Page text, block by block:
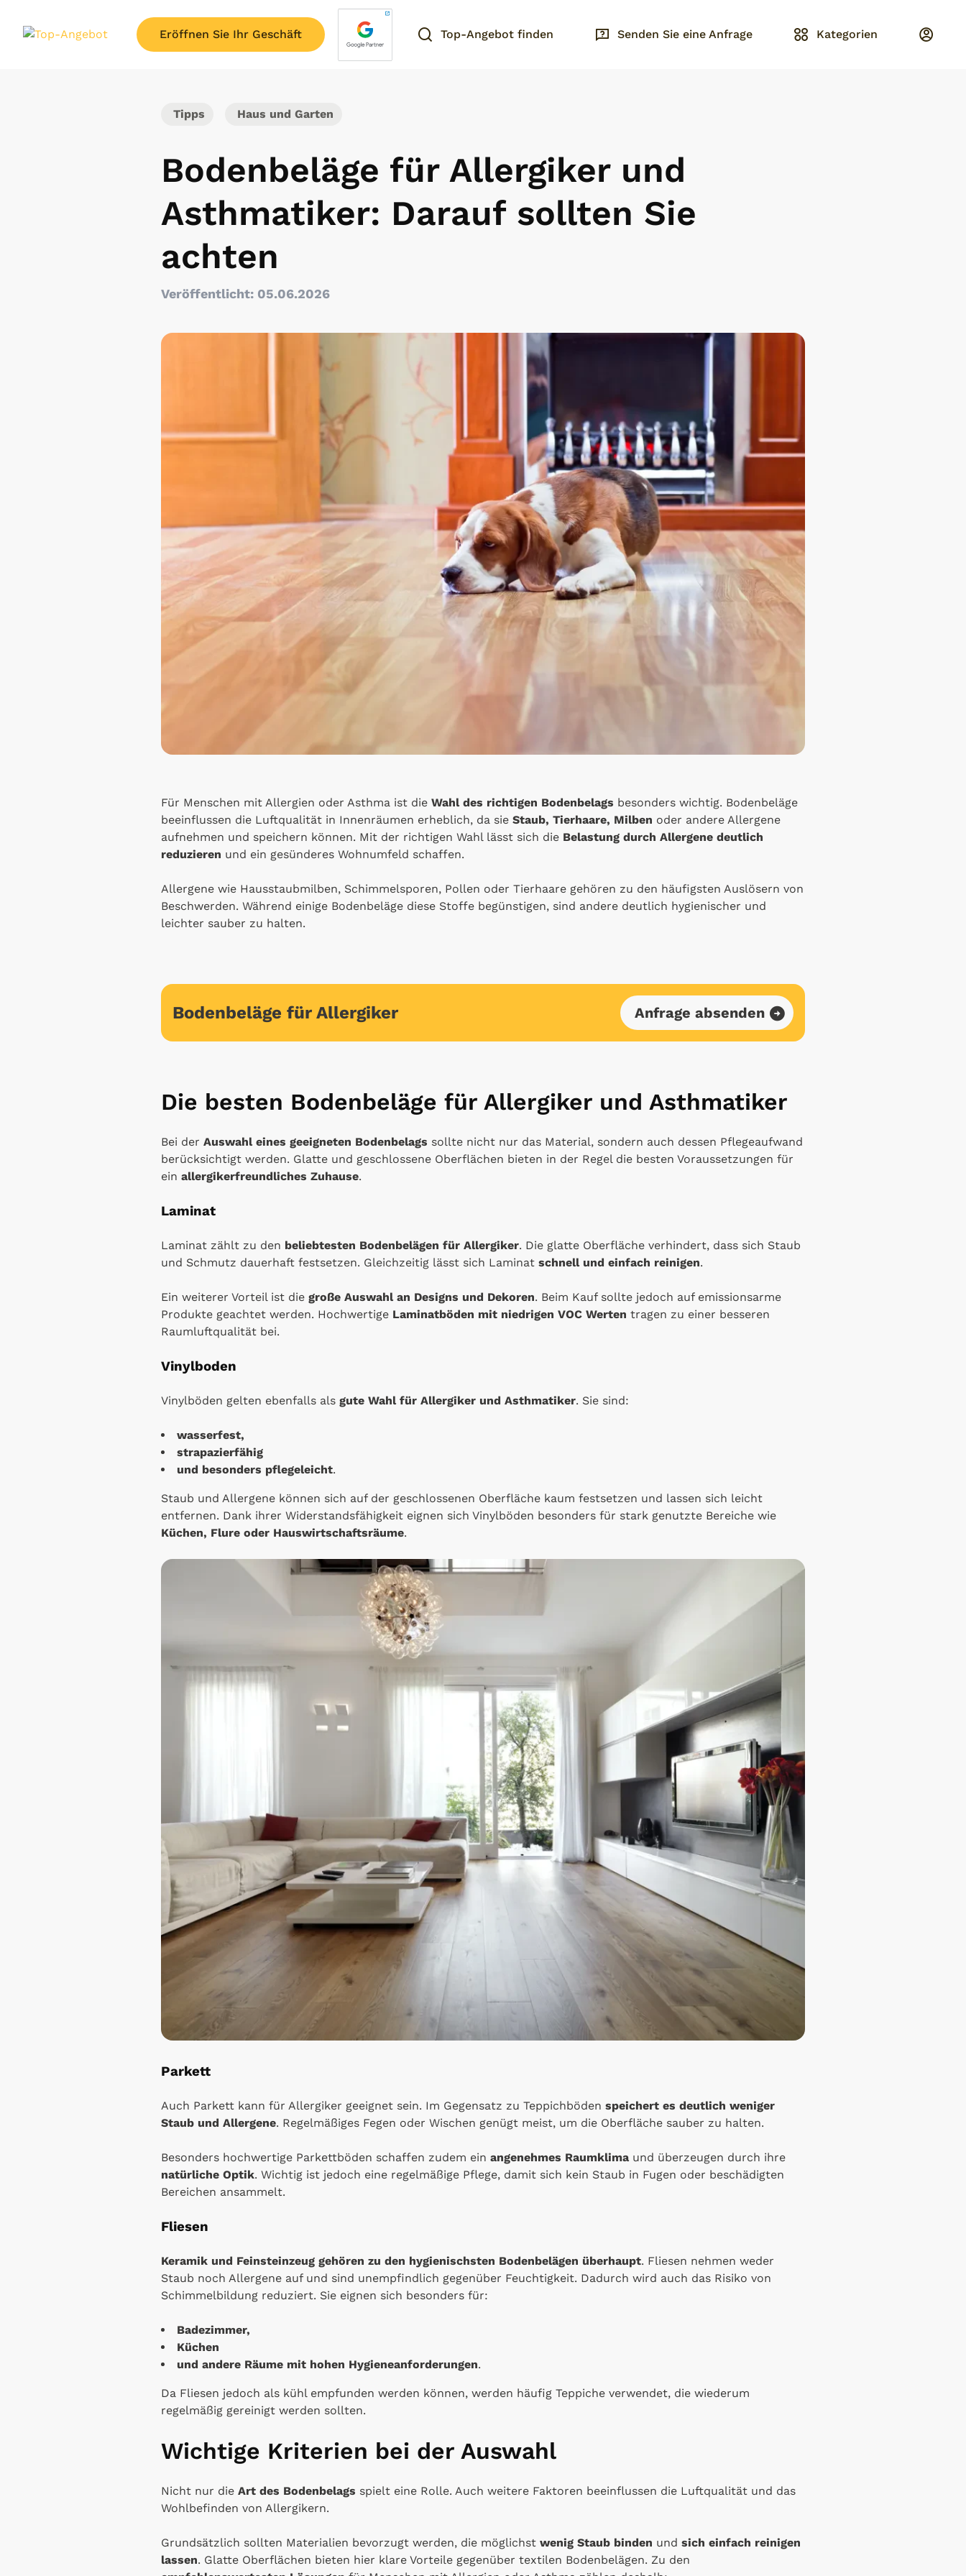
Eröffnen Sie Ihr Geschäft Top-Angebot finden Senden Sie eine Anfrage Kategorien
Tipps Haus und Garten
Bodenbeläge für Allergiker und
Asthmatiker: Darauf sollten Sie
achten
Veröffentlicht: 05.06.2026
Für Menschen mit Allergien oder Asthma ist die Wahl des richtigen Bodenbelags besonders wichtig. Bodenbeläge
beeinflussen die Luftqualität in Innenräumen erheblich, da sie Staub, Tierhaare, Milben oder andere Allergene
aufnehmen und speichern können. Mit der richtigen Wahl lässt sich die Belastung durch Allergene deutlich
reduzieren und ein gesünderes Wohnumfeld schaffen.
Allergene wie Hausstaubmilben, Schimmelsporen, Pollen oder Tierhaare gehören zu den häufigsten Auslösern von
Beschwerden. Während einige Bodenbeläge diese Stoffe begünstigen, sind andere deutlich hygienischer und
leichter sauber zu halten.
Bodenbeläge für Allergiker Anfrage absenden
Die besten Bodenbeläge für Allergiker und Asthmatiker
Bei der Auswahl eines geeigneten Bodenbelags sollte nicht nur das Material, sondern auch dessen Pflegeaufwand
berücksichtigt werden. Glatte und geschlossene Oberflächen bieten in der Regel die besten Voraussetzungen für
ein allergikerfreundliches Zuhause.
Laminat
Laminat zählt zu den beliebtesten Bodenbelägen für Allergiker. Die glatte Oberfläche verhindert, dass sich Staub
und Schmutz dauerhaft festsetzen. Gleichzeitig lässt sich Laminat schnell und einfach reinigen.
Ein weiterer Vorteil ist die große Auswahl an Designs und Dekoren. Beim Kauf sollte jedoch auf emissionsarme
Produkte geachtet werden. Hochwertige Laminatböden mit niedrigen VOC Werten tragen zu einer besseren
Raumluftqualität bei.
Vinylboden
Vinylböden gelten ebenfalls als gute Wahl für Allergiker und Asthmatiker. Sie sind:
wasserfest,
strapazierfähig
und besonders pflegeleicht.
Staub und Allergene können sich auf der geschlossenen Oberfläche kaum festsetzen und lassen sich leicht
entfernen. Dank ihrer Widerstandsfähigkeit eignen sich Vinylböden besonders für stark genutzte Bereiche wie
Küchen, Flure oder Hauswirtschaftsräume.
Parkett
Auch Parkett kann für Allergiker geeignet sein. Im Gegensatz zu Teppichböden speichert es deutlich weniger
Staub und Allergene. Regelmäßiges Fegen oder Wischen genügt meist, um die Oberfläche sauber zu halten.
Besonders hochwertige Parkettböden schaffen zudem ein angenehmes Raumklima und überzeugen durch ihre
natürliche Optik. Wichtig ist jedoch eine regelmäßige Pflege, damit sich kein Staub in Fugen oder beschädigten
Bereichen ansammelt.
Fliesen
Keramik und Feinsteinzeug gehören zu den hygienischsten Bodenbelägen überhaupt. Fliesen nehmen weder
Staub noch Allergene auf und sind unempfindlich gegenüber Feuchtigkeit. Dadurch wird auch das Risiko von
Schimmelbildung reduziert. Sie eignen sich besonders für:
Badezimmer,
Küchen
und andere Räume mit hohen Hygieneanforderungen.
Da Fliesen jedoch als kühl empfunden werden können, werden häufig Teppiche verwendet, die wiederum
regelmäßig gereinigt werden sollten.
Wichtige Kriterien bei der Auswahl
Nicht nur die Art des Bodenbelags spielt eine Rolle. Auch weitere Faktoren beeinflussen die Luftqualität und das
Wohlbefinden von Allergikern.
Grundsätzlich sollten Materialien bevorzugt werden, die möglichst wenig Staub binden und sich einfach reinigen
lassen. Glatte Oberflächen bieten hier klare Vorteile gegenüber textilen Bodenbelägen. Zu den